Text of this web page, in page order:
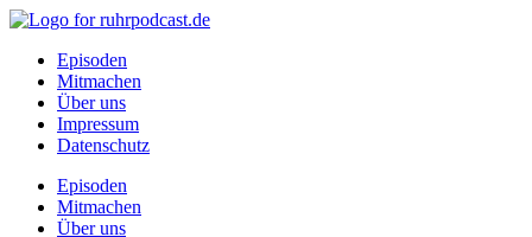
Episoden
Mitmachen
Über uns
Impressum
Datenschutz
Episoden
Mitmachen
Über uns